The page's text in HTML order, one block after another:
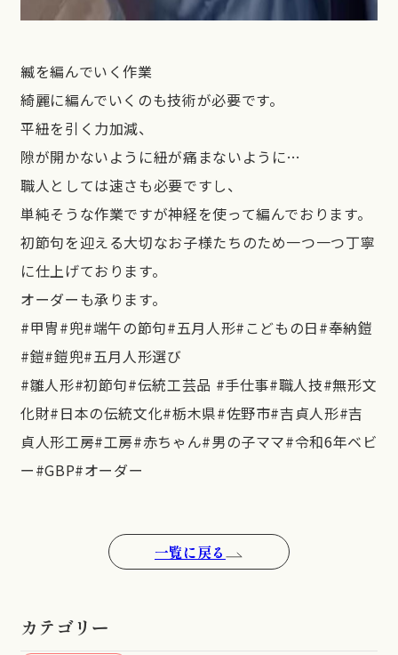
カテゴリー
縅を編んでいく作業
綺麗に編んでいくのも技術が必要です。
平紐を引く力加減、
隙が開かないように紐が痛まないように…
職人としては速さも必要ですし、
単純そうな作業ですが神経を使って編んでおります。
初節句を迎える大切なお子様たちのため一つ一つ丁寧
に仕上げております。
オーダーも承ります。
#甲冑#兜#端午の節句#五月人形#こどもの日#奉納鎧
#鎧#鎧兜#五月人形選び
#雛人形#初節句#伝統工芸品 #手仕事#職人技#無形文
化財#日本の伝統文化#栃木県#佐野市#吉貞人形#吉
貞人形工房#工房#赤ちゃん#男の子ママ#令和6年ベビ
ー#GBP#オーダー
一覧に戻る